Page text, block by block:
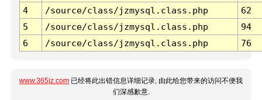
4
/source/class/jzmysql.class.php
62
5
/source/class/jzmysql.class.php
94
6
/source/class/jzmysql.class.php 76
www.365jz.com 已经将此出错信息详细记录, 由此给您带来的访问不便我
们深感歉意.